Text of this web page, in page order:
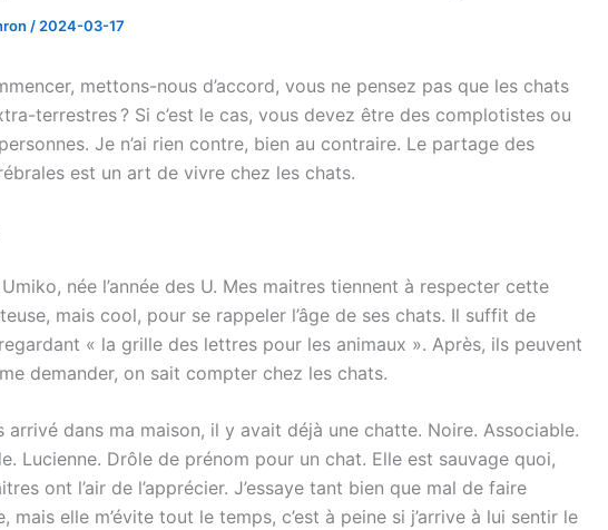
/ 2024-03-17
mettons-nous d’accord, vous ne pensez pas que les chats
terrestres ? Si c’est le cas, vous devez être des complotistes ou
Je n’ai rien contre, bien au contraire. Le partage des
est un art de vivre chez les chats.
Umiko, née l’année des U. Mes maitres tiennent à respecter cette
mais cool, pour se rappeler l’âge de ses chats. Il suffit de
« la grille des lettres pour les animaux ». Après, ils peuvent
demander, on sait compter chez les chats.
arrivé dans ma maison, il y avait déjà une chatte. Noire. Associable.
Lucienne. Drôle de prénom pour un chat. Elle est sauvage quoi,
ont l’air de l’apprécier. J’essaye tant bien que mal de faire
mais elle m’évite tout le temps, c’est à peine si j’arrive à lui sentir le